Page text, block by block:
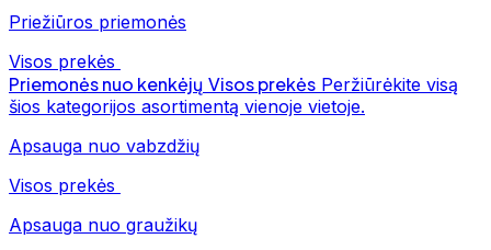
Priežiūros priemonės
Visos prekės
Priemonės nuo kenkėjų Visos prekės Peržiūrėkite visą
šios kategorijos asortimentą vienoje vietoje.
Apsauga nuo vabzdžių
Visos prekės
Apsauga nuo graužikų